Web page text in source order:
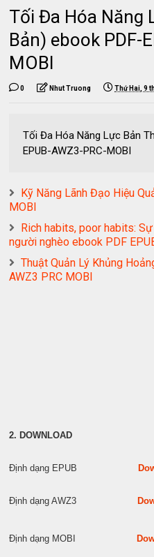
Tối Đa Hóa Năng
Bản) ebook PDF-
MOBI
0 Nhut Truong Thứ Hai, 9
Tối Đa Hóa Năng Lực Bản
EPUB-AWZ3-PRC-MOBI
Kỹ Năng Lãnh Đạo Hiệu
MOBI
Rich habits, poor habits:
người nghèo ebook PDF
Thuật Quản Lý Khủng
AWZ3 PRC MOBI
2. DOWNLOAD
Định dạng EPUB
Định dạng AWZ3
Định dạng MOBI